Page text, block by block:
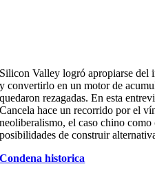
Silicon Valley logró apropiarse del
y convertirlo en un motor de
quedaron rezagadas. En esta
Cancela hace un recorrido por el
neoliberalismo, el caso chino
posibilidades de construir
Condena historica